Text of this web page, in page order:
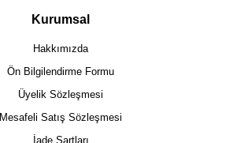
Kurumsal
Hakkımızda
Ön Bilgilendirme Formu
Üyelik Sözleşmesi
Mesafeli Satış Sözleşmesi
İade Şartları